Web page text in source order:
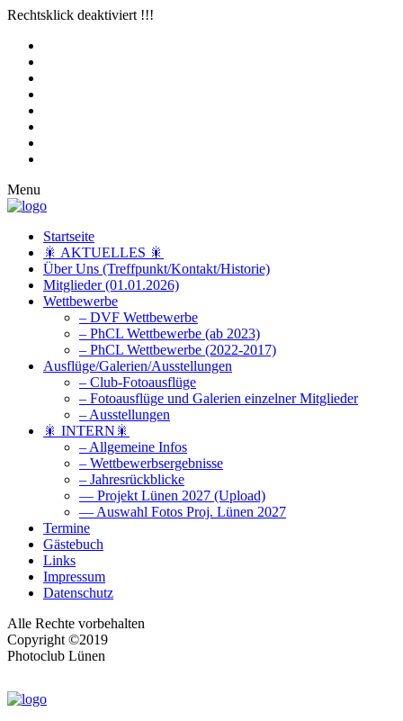
Rechtsklick deaktiviert !!!
Menu
Startseite
🎇 AKTUELLES 🎇
Über Uns (Treffpunkt/Kontakt/Historie)
Mitglieder (01.01.2026)
Wettbewerbe
– DVF Wettbewerbe
– PhCL Wettbewerbe (ab 2023)
– PhCL Wettbewerbe (2022-2017)
Ausflüge/Galerien/Ausstellungen
– Club-Fotoausflüge
– Fotoausflüge und Galerien einzelner Mitglieder
– Ausstellungen
🎇 INTERN🎇
– Allgemeine Infos
– Wettbewerbsergebnisse
– Jahresrückblicke
— Projekt Lünen 2027 (Upload)
— Auswahl Fotos Proj. Lünen 2027
Termine
Gästebuch
Links
Impressum
Datenschutz
Alle Rechte vorbehalten
Copyright ©2019
Photoclub Lünen